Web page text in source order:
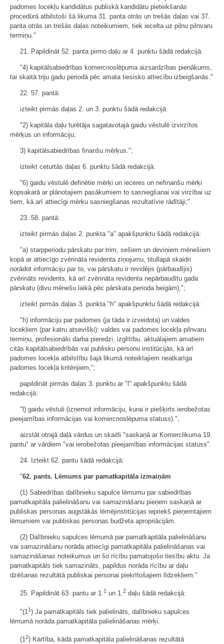
padomes locekļu kandidātus publiskā kandidātu pieteikšanās
procedūrā atbilstoši šā likuma 31. panta otrās un trešās daļas vai 37.
panta otrās un trešās daļas noteikumiem, tiek iecelta uz pilnu pilnvaru
termiņu."
21. Papildināt 52. panta pirmo daļu ar 4. punktu šādā redakcijā:
"4) kapitālsabiedrības komercnoslēpuma aizsardzības pienākums,
tai skaitā triju gadu periodā pēc amata tiesisko attiecību izbeigšanās."
22. 57. pantā:
izteikt pirmās daļas 2. un 3. punktu šādā redakcijā:
"2) kapitāla daļu turētāja sagatavotajā gaidu vēstulē izvirzītos
mērķus un informāciju;
3) kapitālsabiedrības finanšu mērķus.";
izteikt ceturtās daļas 6. punktu šādā redakcijā:
"6) gaidu vēstulē definētie mērķi un ieceres un nefinanšu mērķi
kopsakarā ar plānotajiem pasākumiem to sasniegšanai vai virzībai uz
tiem, kā arī attiecīgi mērķu sasniegšanas rezultatīvie rādītāji;".
23. 58. pantā:
izteikt pirmās daļas 2. punkta "a" apakšpunktu šādā redakcijā:
"a) starpperiodu pārskatu par trim, sešiem un deviņiem mēnešiem
kopā ar attiecīgo zvērināta revidenta ziņojumu, titullapā skaidri
norādot informāciju par to, vai pārskatu ir revidējis (pārbaudījis)
zvērināts revidents, kā arī zvērināta revidenta nepārbaudītu gada
pārskatu (divu mēnešu laikā pēc pārskata perioda beigām),";
izteikt pirmās daļas 3. punkta "h" apakšpunktu šādā redakcijā:
"h) informāciju par padomes (ja tāda ir izveidota) un valdes
locekļiem (par katru atsevišķi): valdes vai padomes locekļa pilnvaru
termiņu, profesionālo darba pieredzi, izglītību, aktuālajiem amatiem
citās kapitālsabiedrībās vai publisku personu institūcijās, kā arī
padomes locekļa atbilstību šajā likumā noteiktajiem neatkarīga
padomes locekļa kritērijiem,";
papildināt pirmās daļas 3. punktu ar "l" apakšpunktu šādā
redakcijā:
"l) gaidu vēstuli (izņemot informāciju, kurai ir piešķirts ierobežotas
pieejamības informācijas vai komercnoslēpuma statuss).";
aizstāt otrajā daļā vārdus un skaitli "saskaņā ar Komerclikuma 19.
pantu" ar vārdiem "vai ierobežotas pieejamības informācijas statuss".
24. Izteikt 62. pantu šādā redakcijā:
"62. pants. Lēmums par pamatkapitāla izmaiņām
(1) Sabiedrības dalībnieku sapulce lēmumu par sabiedrības
pamatkapitāla palielināšanu vai samazināšanu pieņem saskaņā ar
publiskas personas augstākās lēmējinstitūcijas iepriekš pieņemtajiem
lēmumiem vai publiskas personas budžeta apropriācijām.
(2) Dalībnieku sapulces lēmumā par pamatkapitāla palielināšanu
vai samazināšanu norāda attiecīgi pamatkapitāla palielināšanas vai
samazināšanas noteikumus un šo rīcību pamatojošo tiesību aktu. Ja
pamatkapitāls tiek samazināts, papildus norāda rīcību ar daļu
dzēšanas rezultātā publiskai personai piekrītošajiem līdzekļiem."
25. Papildināt 63. pantu ar 1.1 un 1.2 daļu šādā redakcijā:
"(1 1) Ja pamatkapitāls tiek palielināts, dalībnieku sapulces
lēmumā norāda pamatkapitāla palielināšanas mērķi.
(12) Kārtība, kādā pamatkapitāla palielināšanas rezultātā